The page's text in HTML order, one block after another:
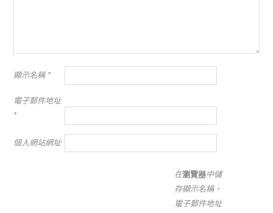
顯示名稱 *
電子郵件地址
*
個人網站網址
在瀏覽器中儲
存顯示名稱、
電子郵件地址